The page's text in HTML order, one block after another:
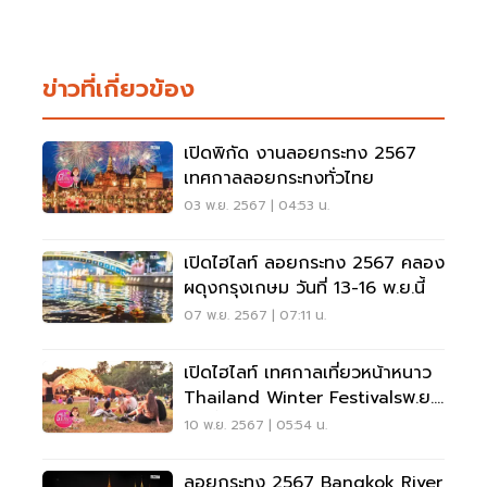
ข่าวที่เกี่ยวข้อง
เปิดพิกัด งานลอยกระทง 2567
เทศกาลลอยกระทงทั่วไทย
03 พ.ย. 2567 | 04:53 น.
เปิดไฮไลท์ ลอยกระทง 2567 คลอง
ผดุงกรุงเกษม วันที่ 13-16 พ.ย.นี้
07 พ.ย. 2567 | 07:11 น.
เปิดไฮไลท์ เทศกาลเที่ยวหน้าหนาว
Thailand Winter Festivalsพ.ย.-
ธ.ค.นี้
10 พ.ย. 2567 | 05:54 น.